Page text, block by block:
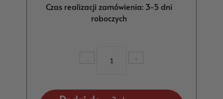
Czas realizacji zamówienia: 3-5 dni
roboczych
-
Kalendarz
Prezent
+